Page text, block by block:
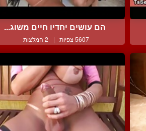
הם עושים יחדיו חיים משוג...
5607 צפיות | 2 המלצות